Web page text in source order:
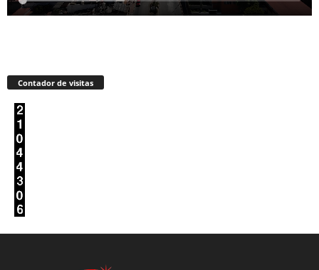
Contador de visitas